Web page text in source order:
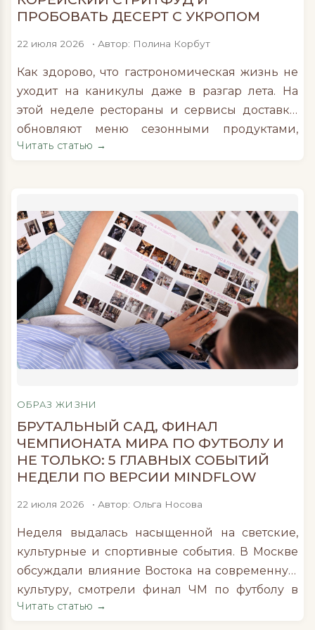
ПРОБОВАТЬ ДЕСЕРТ С УКРОПОМ
22 июля 2026 • Автор: Полина Корбут
Как здорово, что гастрономическая жизнь не
уходит на каникулы даже в разгар лета. На
этой неделе рестораны и сервисы доставки
обновляют меню сезонными продуктами,
запускают гастрономические коллаборации,
новинки летнего меню от КуулКлевер Сеть
КуулКлевер представила сезонную линейку
готовых блюд, созданную специально для
летней жары. В меню сделали ставку на
легкие рецепты из натуральных
ингредиентов без консервантов и
искусственных добавок, поэтому срок
хранения большинства позиций не
хранение на витринах. Главным героем
летнего […]
Читать статью →
ОБРАЗ ЖИЗНИ
БРУТАЛЬНЫЙ САД, ФИНАЛ
ЧЕМПИОНАТА МИРА ПО ФУТБОЛУ И
НЕ ТОЛЬКО: 5 ГЛАВНЫХ СОБЫТИЙ
НЕДЕЛИ ПО ВЕРСИИ MINDFLOW
22 июля 2026 • Автор: Ольга Носова
Неделя выдалась насыщенной на светские,
культурные и спортивные события. В Москве
обсуждали влияние Востока на современную
культуру, смотрели финал ЧМ по футболу в
компании звезд спорта и шоу-бизнеса,
Читать статью →